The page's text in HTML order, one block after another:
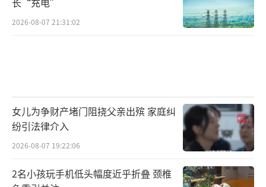
2026-08-07 21:31:02
女儿为争财产堵门阻挠父亲出殡 家庭纠
纷引法律介入
2026-08-07 19:22:06
2名小孩玩手机低头幅度近乎折叠 颈椎